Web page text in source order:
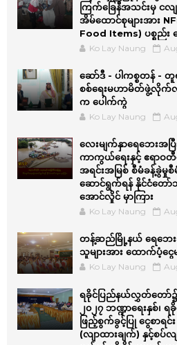
ကြက်ခြေနီအသင်းမှ ငလ
အိမ်‌ထောင်စုများအား
Food Items) ပစ္စည်
Ko Lay Naung
ဆော်ဒီ - ပါကစ္စတန် -
စစ်ရေးမဟာမိတ်ဖွဲ့လို
က ပေါက်ကွဲ
Ko Lay Naung
လေးမျက်နှာရေဘေးအပ
ကာကွယ်ရေးနှင့် ဧရာဝတီ
အရင်းအမြစ် စီမံခန့်ခွဲမှု
ဆောင်ရွက်ရန် နိုင်ငံတော်
အောင်လှိုင် မှာကြား
Ko Lay Naung
တန့်ဆည်မြို့နယ် ရေဘေ
သူများအား ထောက်ပံ့ငွေ
Ko Lay Naung
ရခိုင်ပြည်နယ်လွှတ်တော်၌
၂၀၂၇ ဘဏ္ဍာရေးနှစ်၊
ဖြည့်စွက်ခွင့်ပြု ငွေစာရင်း
(လျာထားချက်) နှင့်စပ်